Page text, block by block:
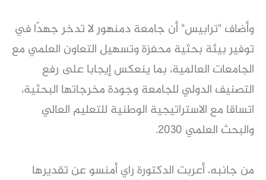
وأضاف "ترابيس" أن جامعة دمنهور لا تدخر جهدًا في
توفير بيئة بحثية محفزة وتسهيل التعاون العلمي مع
الجامعات العالمية، بما ينعكس إيجابا على رفع
التصنيف الدولي للجامعة وجودة مخرجاتها البحثية،
اتساقا مع الاستراتيجية الوطنية للتعليم العالي
والبحث العلمي 2030.
من جانبه، أعربت الدكتورة راي أمنسو عن تقديرها